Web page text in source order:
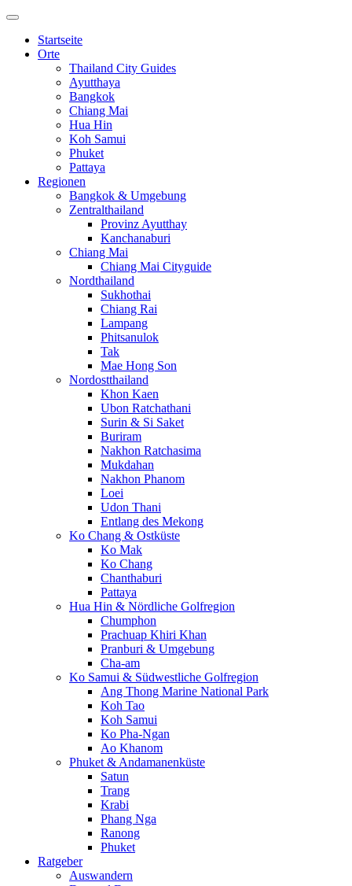
Startseite
Orte
Thailand City Guides
Ayutthaya
Bangkok
Chiang Mai
Hua Hin
Koh Samui
Phuket
Pattaya
Regionen
Bangkok & Umgebung
Zentralthailand
Provinz Ayutthay
Kanchanaburi
Chiang Mai
Chiang Mai Cityguide
Nordthailand
Sukhothai
Chiang Rai
Lampang
Phitsanulok
Tak
Mae Hong Son
Nordostthailand
Khon Kaen
Ubon Ratchathani
Surin & Si Saket
Buriram
Nakhon Ratchasima
Mukdahan
Nakhon Phanom
Loei
Udon Thani
Entlang des Mekong
Ko Chang & Ostküste
Ko Mak
Ko Chang
Chanthaburi
Pattaya
Hua Hin & Nördliche Golfregion
Chumphon
Prachuap Khiri Khan
Pranburi & Umgebung
Cha-am
Ko Samui & Südwestliche Golfregion
Ang Thong Marine National Park
Koh Tao
Koh Samui
Ko Pha-Ngan
Ao Khanom
Phuket & Andamanenküste
Satun
Trang
Krabi
Phang Nga
Ranong
Phuket
Ratgeber
Auswandern